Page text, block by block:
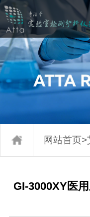
网站首页>
GI-3000XY医